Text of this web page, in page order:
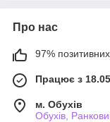
Про нас
97% позитивних
Працює з
м. Обухів
Обухів,